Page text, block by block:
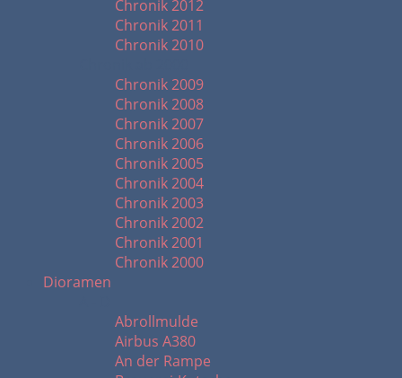
Chronik 2012
Chronik 2011
Chronik 2010
Chronik 2009
Chronik 2008
Chronik 2007
Chronik 2006
Chronik 2005
Chronik 2004
Chronik 2003
Chronik 2002
Chronik 2001
Chronik 2000
Dioramen
Abrollmulde
Airbus A380
An der Rampe